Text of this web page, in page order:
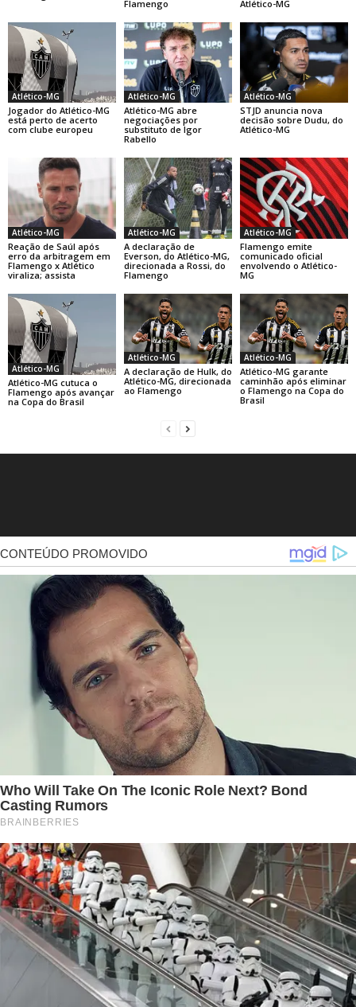
Flamengo
Atlético-MG
Atlético-MG
Jogador do Atlético-MG
está perto de acerto
com clube europeu
Atlético-MG
Atlético-MG abre
negociações por
substituto de Igor
Rabello
Atlético-MG
STJD anuncia nova
decisão sobre Dudu, do
Atlético-MG
Atlético-MG
Reação de Saúl após
erro da arbitragem em
Flamengo x Atlético
viraliza; assista
Atlético-MG
A declaração de
Everson, do Atlético-MG,
direcionada a Rossi, do
Flamengo
Atlético-MG
Flamengo emite
comunicado oficial
envolvendo o Atlético-
MG
Atlético-MG
Atlético-MG cutuca o
Flamengo após avançar
na Copa do Brasil
Atlético-MG
A declaração de Hulk, do
Atlético-MG, direcionada
ao Flamengo
Atlético-MG
Atlético-MG garante
caminhão após eliminar
o Flamengo na Copa do
Brasil